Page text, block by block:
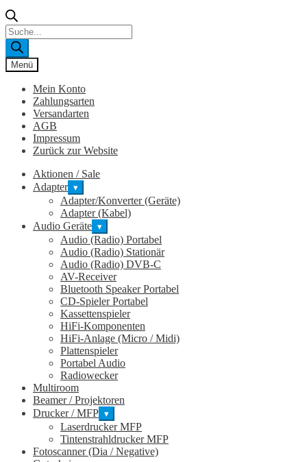
Products
search
Menü
Mein Konto
Zahlungsarten
Versandarten
AGB
Impressum
Zurück zur Website
Aktionen / Sale
Adapter ▾
Adapter/Konverter (Geräte)
Adapter (Kabel)
Audio Geräte ▾
Audio (Radio) Portabel
Audio (Radio) Stationär
Audio (Radio) DVB-C
AV-Receiver
Bluetooth Speaker Portabel
CD-Spieler Portabel
Kassettenspieler
HiFi-Komponenten
HiFi-Anlage (Micro / Midi)
Plattenspieler
Portabel Audio
Radiowecker
Multiroom
Beamer / Projektoren
Drucker / MFP ▾
Laserdrucker MFP
Tintenstrahldrucker MFP
Fotoscanner (Dia / Negative)